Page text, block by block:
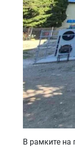
В рамките на